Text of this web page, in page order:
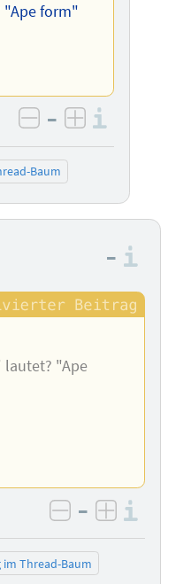
"Ape form"
negativ bewerten
– positiv
Baum
–
lautet? "Ape
negativ
– positiv
im Thread-Baum